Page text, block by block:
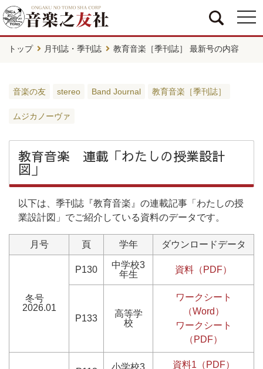
トップ 月刊誌・季刊誌 教育音楽［季刊誌］ 最新号の内容
音楽の友 stereo Band Journal 教育音楽［季刊誌］
ムジカノーヴァ
教育音楽 連載「わたしの授業設計
図」
以下は、季刊誌『教育音楽』の連載記事「わたしの授
業設計図」でご紹介している資料のデータです。
月号 頁 学年 ダウンロードデータ
冬号
2026.01
P130
中学校3
年生
資料（PDF）
P133
高等学
校
ワークシート
（Word）
ワークシート
（PDF）
小学校3
資料1（PDF）